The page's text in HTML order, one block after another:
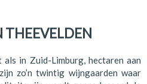
in Zuid-Limburg, hectaren aan
zo’n twintig wijngaarden waar